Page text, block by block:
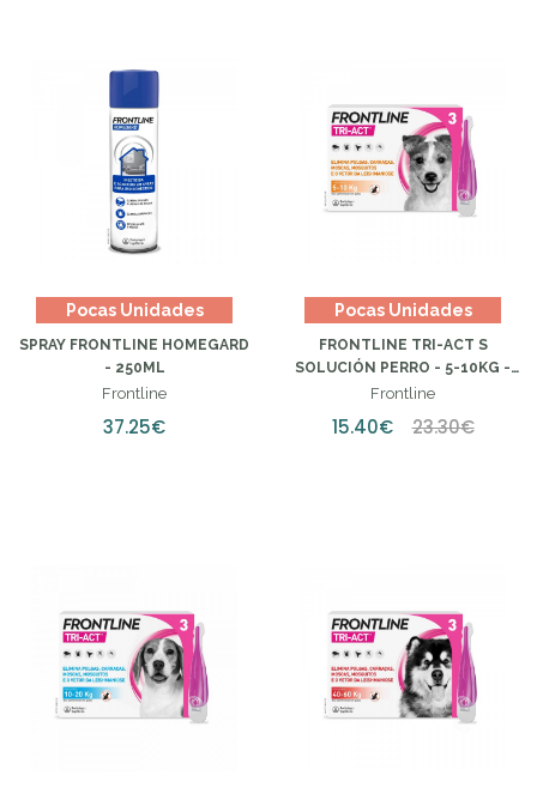
Pocas Unidades
SPRAY FRONTLINE HOMEGARD
- 250ML
Frontline
37.25€
Pocas Unidades
FRONTLINE TRI-ACT S
SOLUCIÓN PERRO - 5-10KG -
1ML (X3 UNIDADES)
Frontline
15.40€ 23.30€